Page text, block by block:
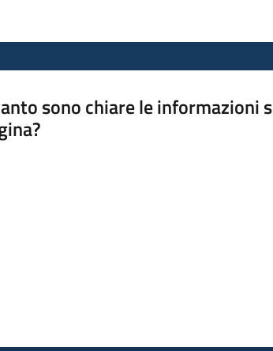
sono chiare le informazioni